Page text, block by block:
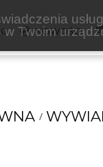
TwoimNOWOŚCI